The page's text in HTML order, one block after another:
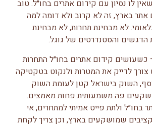
לו נסיון עם קידום אתרים בחו״ל. טוב
בארץ, זה לא קרוב ולא דומה למה
לא מבחינת תחרות, לא מבחינת
הדגשים והסטנדרטים של גוגל.
כשעושים קידום אתרים בחו״ל התחרות
צורך לדייק את המטרות ולנקוט בטקטיקה
השוק בישראל קטן לעומת השוק
פה משמעותית פחות מאמצים.
בחו״ל ולתת פייט אמיתי למתחרים, אי
שמושקעים בארץ, וכן צריך לקחת